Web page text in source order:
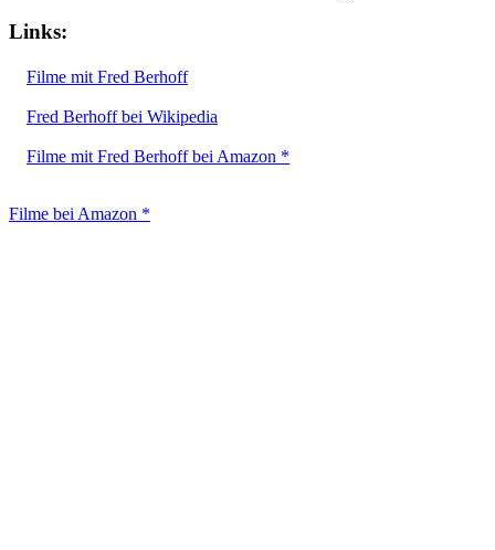
Links:
Filme mit Fred Berhoff
Fred Berhoff bei Wikipedia
Filme mit Fred Berhoff bei Amazon *
Filme bei Amazon *